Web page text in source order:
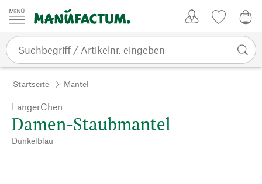
Zum Inhalt springen
Startseite Mäntel
LangerChen
Damen-Staubmantel
Dunkelblau